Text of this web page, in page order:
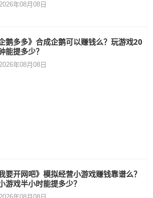
年08月08日
企鹅多多》合成企鹅可以赚钱么？玩游戏20
能提多少？
2026年08月08日
要开网吧》模拟经营小游戏赚钱靠谱么？
游戏半小时能提多少？